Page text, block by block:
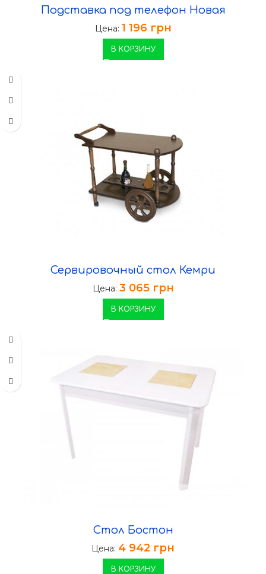
Подставка под телефон Новая
Цена: 1 196 грн
В КОРЗИНУ
Сервировочный стол Кемри
Цена: 3 065 грн
В КОРЗИНУ
Стол Бостон
Цена: 4 942 грн
В КОРЗИНУ